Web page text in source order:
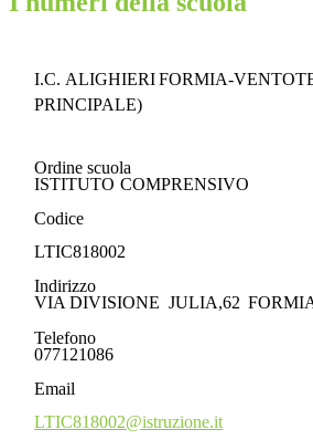
I.C. ALIGHIERIFORMIA-
PRINCIPALE)
Ordine scuola
ISTITUTO COMPRENSIVO
Codice
LTIC818002
Indirizzo
VIADIVISIONE JULIA,62
Telefono
077121086
Email
LTIC818002@istruzione.it